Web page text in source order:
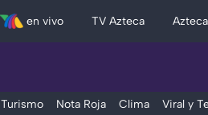
en vivo TV Azteca
Turismo Nota Roja Clima Viral y